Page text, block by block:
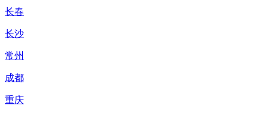
长春
长沙
常州
成都
重庆